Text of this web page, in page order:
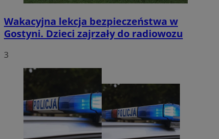
Wakacyjna lekcja bezpieczeństwa w
Gostyni. Dzieci zajrzały do radiowozu
3